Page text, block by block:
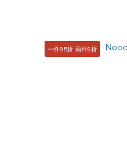
一件95折 兩件9折